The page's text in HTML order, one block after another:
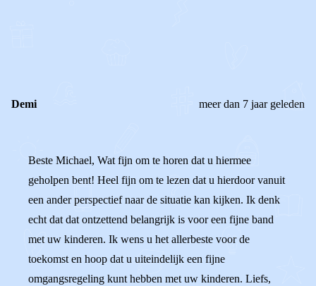
Demi meer dan 7 jaar geleden
Beste Michael, Wat fijn om te horen dat u hiermee
geholpen bent! Heel fijn om te lezen dat u hierdoor vanuit
een ander perspectief naar de situatie kan kijken. Ik denk
echt dat dat ontzettend belangrijk is voor een fijne band
met uw kinderen. Ik wens u het allerbeste voor de
toekomst en hoop dat u uiteindelijk een fijne
omgangsregeling kunt hebben met uw kinderen. Liefs,